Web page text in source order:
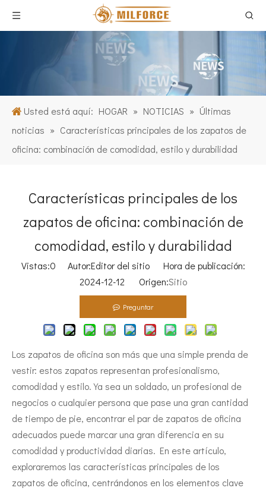
Usted está aquí: HOGAR » NOTICIAS » Últimas
noticias » Características principales de los zapatos de
oficina: combinación de comodidad, estilo y durabilidad
Características principales de los
zapatos de oficina: combinación de
comodidad, estilo y durabilidad
Vistas:0 Autor:Editor del sitio Hora de publicación:
2024-12-12 Origen:Sitio
Preguntar
Los zapatos de oficina son más que una simple prenda de
vestir: estos zapatos representan profesionalismo,
comodidad y estilo. Ya sea un soldado, un profesional de
negocios o cualquier persona que pase una gran cantidad
de tiempo de pie, encontrar el par de zapatos de oficina
adecuados puede marcar una gran diferencia en su
comodidad y productividad diarias. En este artículo,
exploraremos las características principales de los
zapatos de oficina, centrándonos en los elementos clave